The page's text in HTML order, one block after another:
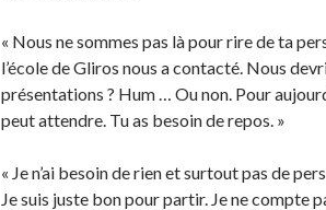
« Nous ne sommes pas là pour rire de ta
l’école de Gliros nous a contacté. Nous
présentations ? Hum … Ou non. Pour
peut attendre. Tu as besoin de repos. »
« Je n’ai besoin de rien et surtout pas de
Je suis juste bon pour partir. Je ne compte